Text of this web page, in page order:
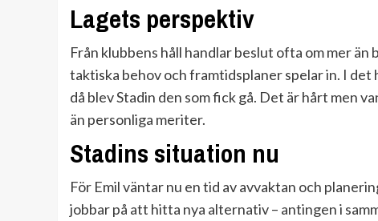
Lagets perspektiv
Från klubbens håll handlar beslut ofta om mer
taktiska behov och framtidsplaner spelar in. I
då blev Stadin den som fick gå. Det är hårt men
än personliga meriter.
Stadins situation nu
För Emil väntar nu en tid av avvaktan och
jobbar på att hitta nya alternativ – antingen i